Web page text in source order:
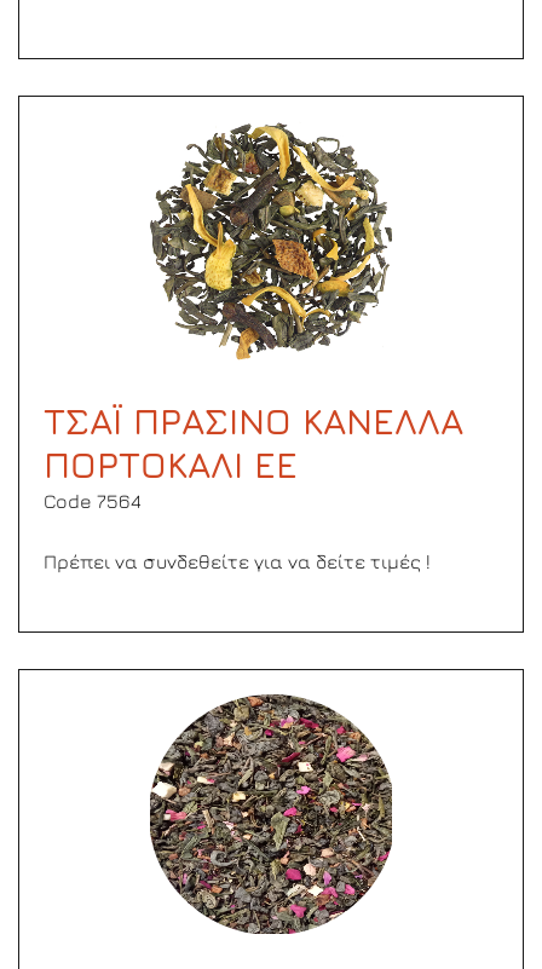
ΤΣΑΪ ΠΡΑΣΙΝΟ ΚΑΝΕΛΛΑ
ΠΟΡΤΟΚΑΛΙ ΕΕ
Code 7564
Πρέπει να συνδεθείτε για να δείτε τιμές !